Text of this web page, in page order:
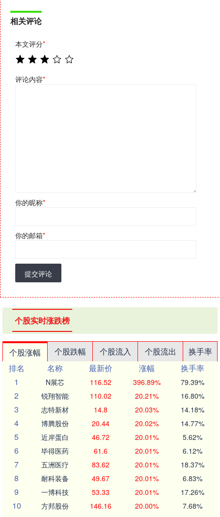
相关评论
本文评分*
评论内容*
你的昵称*
你的邮箱*
提交评论
个股实时涨跌榜
个股涨幅 个股跌幅 个股流入 个股流出
换手率
排名
名称 最新价 涨幅
换手率
1
N展芯 116.52 396.89% 79.39%
2 锐翔智能 110.02 20.21% 16.80%
3 志特新材 14.8 20.03% 14.18%
4 博腾股份 20.44 20.02% 14.77%
5 近岸蛋白 46.72 20.01% 5.62%
6 毕得医药 61.6 20.01% 6.12%
7 五洲医疗 83.62 20.01% 18.37%
8 耐科装备 49.67 20.01% 6.83%
9 一博科技 53.33 20.01% 17.26%
10 方邦股份 146.16 20.00% 7.68%